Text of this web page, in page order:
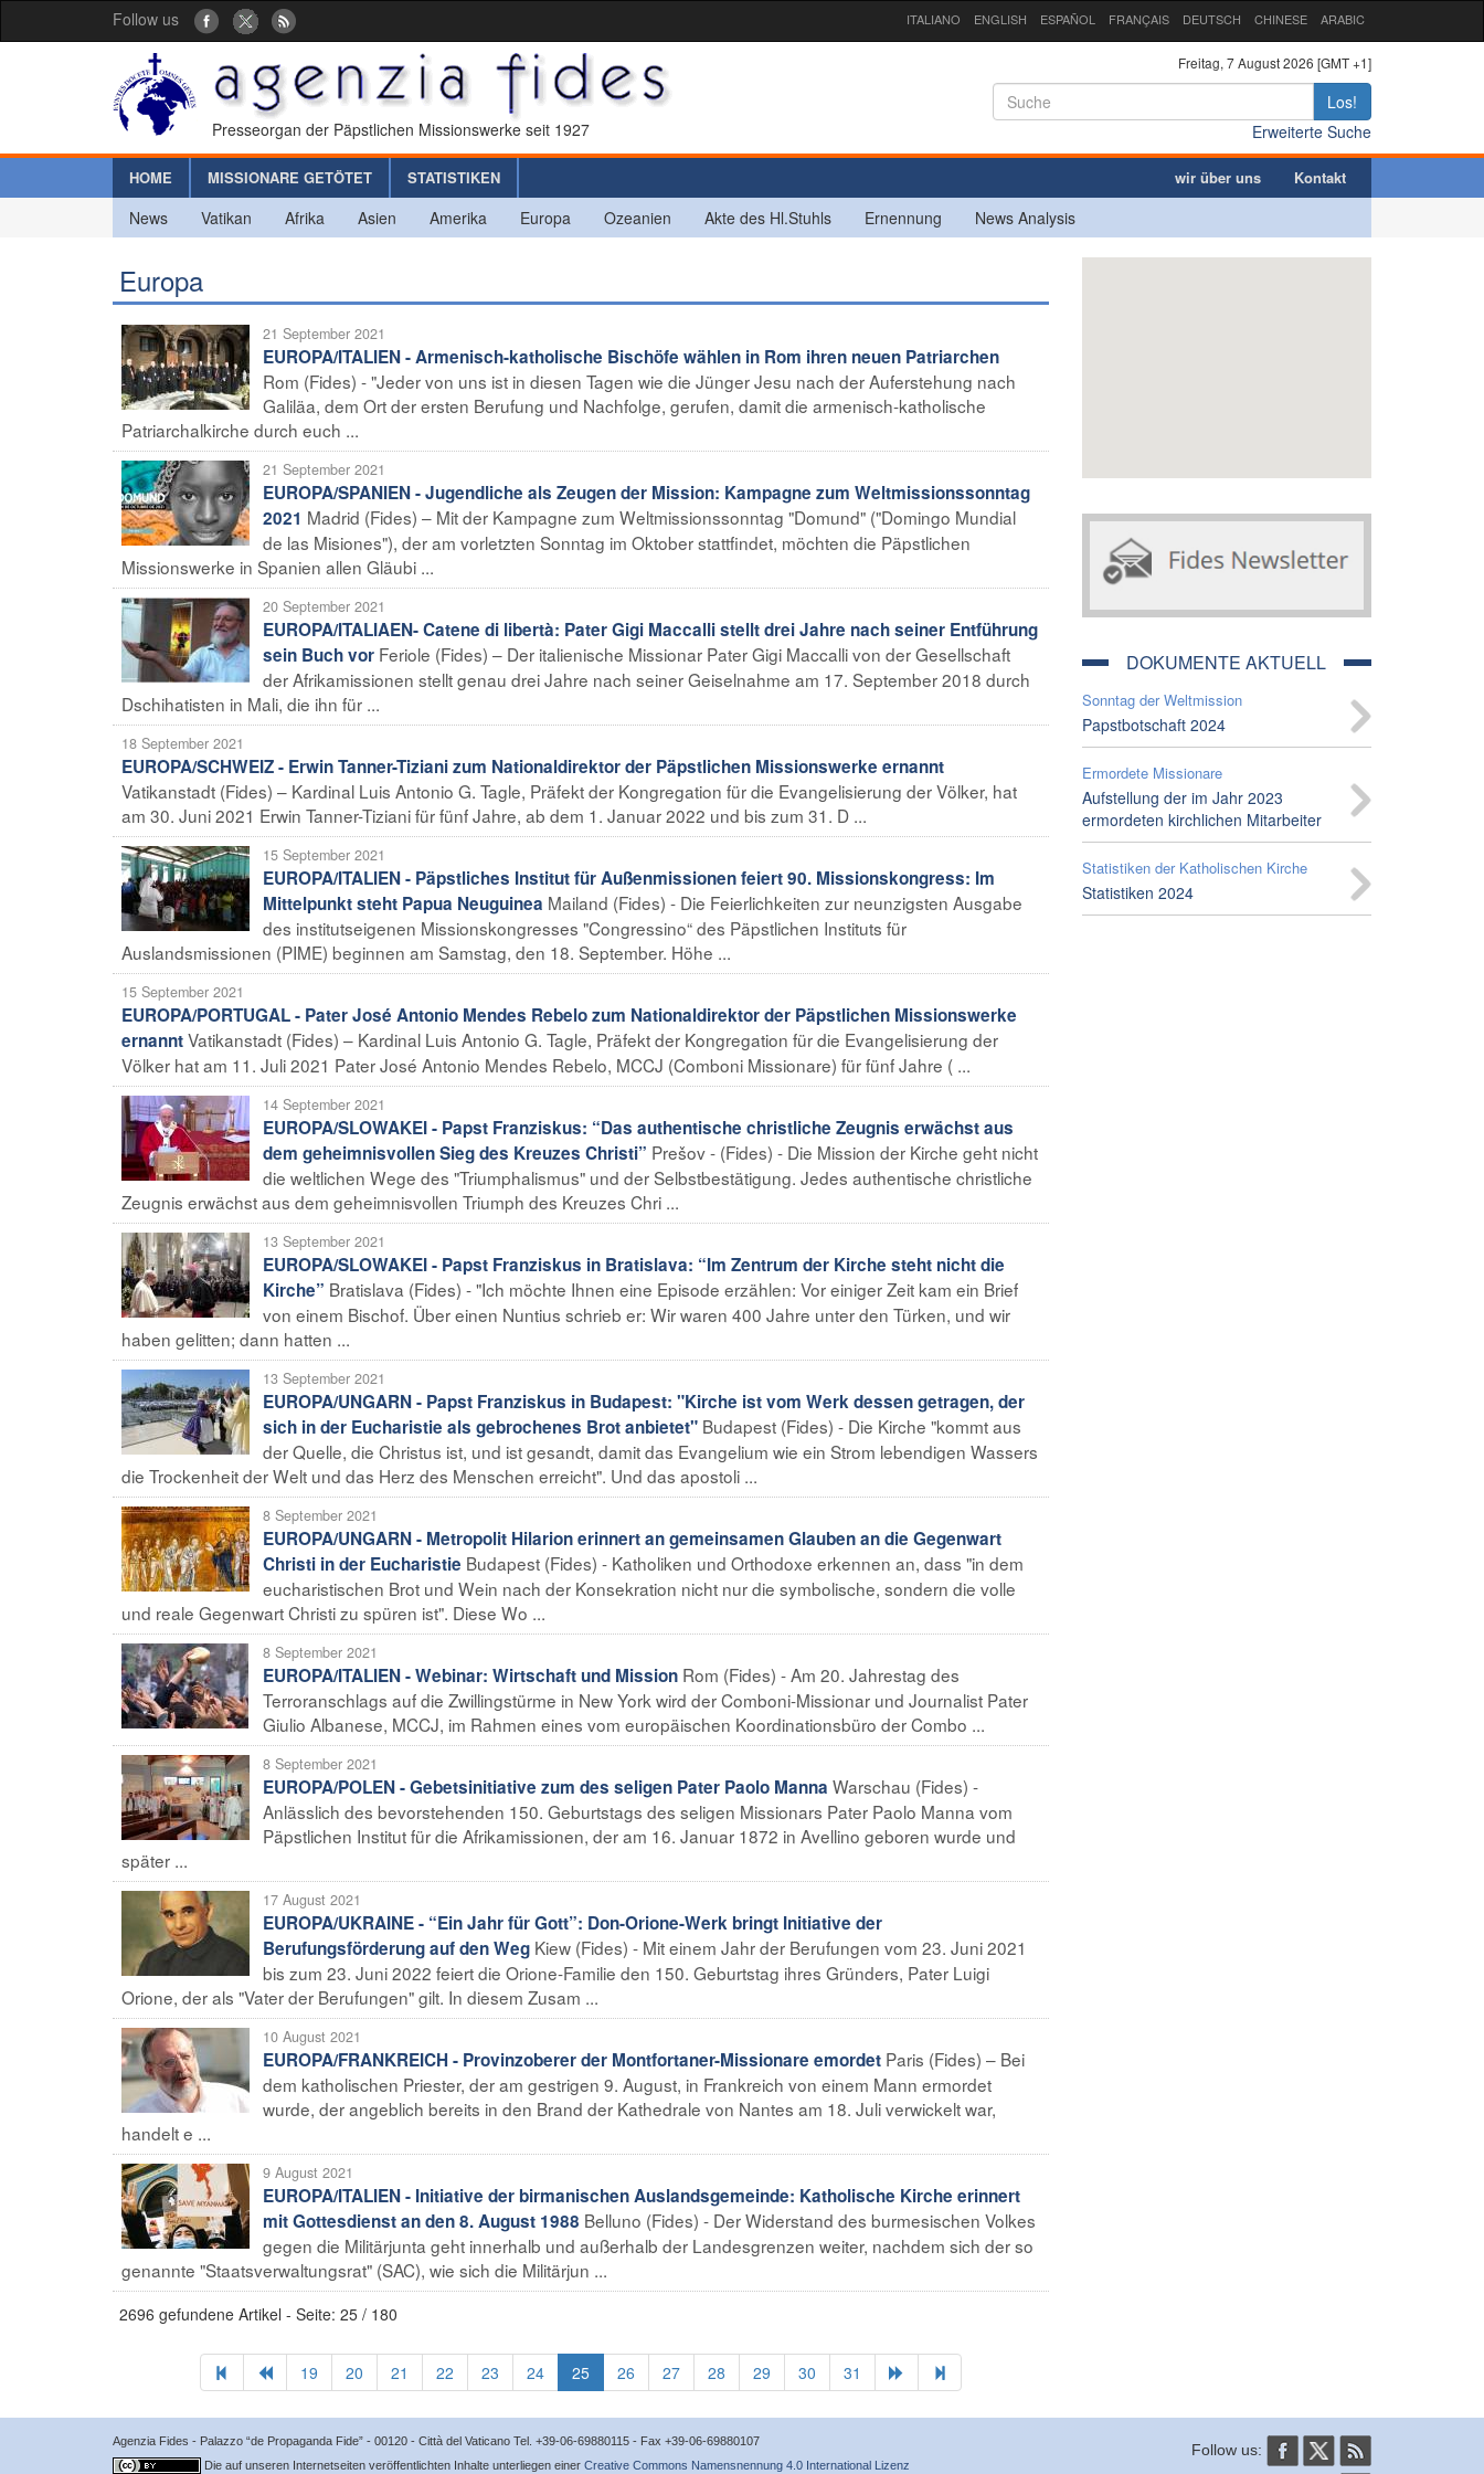
Follow us ITALIANO ENGLISH ESPAÑOL FRANÇAIS DEUTSCH CHINESE ARABIC
Presseorgan der Päpstlichen Missionswerke seit 1927
Freitag, 7 August 2026 [GMT +1]
Los!
Erweiterte Suche
HOME MISSIONARE GETÖTET STATISTIKEN wir über uns Kontakt
News Vatikan Afrika Asien Amerika Europa Ozeanien Akte des Hl.Stuhls Ernennung News Analysis
Europa
21 September 2021
EUROPA/ITALIEN - Armenisch-katholische Bischöfe wählen in Rom ihren neuen Patriarchen
Rom (Fides) - "Jeder von uns ist in diesen Tagen wie die Jünger Jesu nach der Auferstehung nach
Galiläa, dem Ort der ersten Berufung und Nachfolge, gerufen, damit die armenisch-katholische
Patriarchalkirche durch euch ...
21 September 2021
EUROPA/SPANIEN - Jugendliche als Zeugen der Mission: Kampagne zum Weltmissionssonntag
2021 Madrid (Fides) – Mit der Kampagne zum Weltmissionssonntag "Domund" ("Domingo Mundial
de las Misiones"), der am vorletzten Sonntag im Oktober stattfindet, möchten die Päpstlichen
Missionswerke in Spanien allen Gläubi ...
20 September 2021
EUROPA/ITALIAEN- Catene di libertà: Pater Gigi Maccalli stellt drei Jahre nach seiner Entführung
sein Buch vor Feriole (Fides) – Der italienische Missionar Pater Gigi Maccalli von der Gesellschaft
der Afrikamissionen stellt genau drei Jahre nach seiner Geiselnahme am 17. September 2018 durch
Dschihatisten in Mali, die ihn für ...
18 September 2021
EUROPA/SCHWEIZ - Erwin Tanner-Tiziani zum Nationaldirektor der Päpstlichen Missionswerke ernannt
Vatikanstadt (Fides) – Kardinal Luis Antonio G. Tagle, Präfekt der Kongregation für die Evangelisierung der Völker, hat
am 30. Juni 2021 Erwin Tanner-Tiziani für fünf Jahre, ab dem 1. Januar 2022 und bis zum 31. D ...
15 September 2021
EUROPA/ITALIEN - Päpstliches Institut für Außenmissionen feiert 90. Missionskongress: Im
Mittelpunkt steht Papua Neuguinea Mailand (Fides) - Die Feierlichkeiten zur neunzigsten Ausgabe
des institutseigenen Missionskongresses "Congressino“ des Päpstlichen Instituts für
Auslandsmissionen (PIME) beginnen am Samstag, den 18. September. Höhe ...
15 September 2021
EUROPA/PORTUGAL - Pater José Antonio Mendes Rebelo zum Nationaldirektor der Päpstlichen Missionswerke
ernanntVatikanstadt (Fides) – Kardinal Luis Antonio G. Tagle, Präfekt der Kongregation für die Evangelisierung der
Völker hat am 11. Juli 2021 Pater José Antonio Mendes Rebelo, MCCJ (Comboni Missionare) für fünf Jahre ( ...
14 September 2021
EUROPA/SLOWAKEI - Papst Franziskus: “Das authentische christliche Zeugnis erwächst aus
dem geheimnisvollen Sieg des Kreuzes Christi” Prešov - (Fides) - Die Mission der Kirche geht nicht
die weltlichen Wege des "Triumphalismus" und der Selbstbestätigung. Jedes authentische christliche
Zeugnis erwächst aus dem geheimnisvollen Triumph des Kreuzes Chri ...
13 September 2021
EUROPA/SLOWAKEI - Papst Franziskus in Bratislava: “Im Zentrum der Kirche steht nicht die
Kirche” Bratislava (Fides) - "Ich möchte Ihnen eine Episode erzählen: Vor einiger Zeit kam ein Brief
von einem Bischof. Über einen Nuntius schrieb er: Wir waren 400 Jahre unter den Türken, und wir
haben gelitten; dann hatten ...
13 September 2021
EUROPA/UNGARN - Papst Franziskus in Budapest: "Kirche ist vom Werk dessen getragen, der
sich in der Eucharistie als gebrochenes Brot anbietet" Budapest (Fides) - Die Kirche "kommt aus
der Quelle, die Christus ist, und ist gesandt, damit das Evangelium wie ein Strom lebendigen Wassers
die Trockenheit der Welt und das Herz des Menschen erreicht". Und das apostoli ...
8 September 2021
EUROPA/UNGARN - Metropolit Hilarion erinnert an gemeinsamen Glauben an die Gegenwart
Christi in der Eucharistie Budapest (Fides) - Katholiken und Orthodoxe erkennen an, dass "in dem
eucharistischen Brot und Wein nach der Konsekration nicht nur die symbolische, sondern die volle
und reale Gegenwart Christi zu spüren ist". Diese Wo ...
8 September 2021
EUROPA/ITALIEN - Webinar: Wirtschaft und Mission Rom (Fides) - Am 20. Jahrestag des
Terroranschlags auf die Zwillingstürme in New York wird der Comboni-Missionar und Journalist Pater
Giulio Albanese, MCCJ, im Rahmen eines vom europäischen Koordinationsbüro der Combo ...
8 September 2021
EUROPA/POLEN - Gebetsinitiative zum des seligen Pater Paolo Manna Warschau (Fides) -
Anlässlich des bevorstehenden 150. Geburtstags des seligen Missionars Pater Paolo Manna vom
Päpstlichen Institut für die Afrikamissionen, der am 16. Januar 1872 in Avellino geboren wurde und
später ...
17 August 2021
EUROPA/UKRAINE - “Ein Jahr für Gott”: Don-Orione-Werk bringt Initiative der
Berufungsförderung auf den Weg Kiew (Fides) - Mit einem Jahr der Berufungen vom 23. Juni 2021
bis zum 23. Juni 2022 feiert die Orione-Familie den 150. Geburtstag ihres Gründers, Pater Luigi
Orione, der als "Vater der Berufungen" gilt. In diesem Zusam ...
10 August 2021
EUROPA/FRANKREICH - Provinzoberer der Montfortaner-Missionare emordet Paris (Fides) – Bei
dem katholischen Priester, der am gestrigen 9. August, in Frankreich von einem Mann ermordet
wurde, der angeblich bereits in den Brand der Kathedrale von Nantes am 18. Juli verwickelt war,
handelt e ...
9 August 2021
EUROPA/ITALIEN - Initiative der birmanischen Auslandsgemeinde: Katholische Kirche erinnert
mit Gottesdienst an den 8. August 1988 Belluno (Fides) - Der Widerstand des burmesischen Volkes
gegen die Militärjunta geht innerhalb und außerhalb der Landesgrenzen weiter, nachdem sich der so
genannte "Staatsverwaltungsrat" (SAC), wie sich die Militärjun ...
2696 gefundene Artikel - Seite: 25 / 180
19 20 21 22 23 24 25 26 27 28 29 30 31
DOKUMENTE AKTUELL
Sonntag der Weltmission
Papstbotschaft 2024
Ermordete Missionare
Aufstellung der im Jahr 2023
ermordeten kirchlichen Mitarbeiter
Statistiken der Katholischen Kirche
Statistiken 2024
Agenzia Fides - Palazzo “de Propaganda Fide” - 00120 - Città del Vaticano Tel. +39-06-69880115 - Fax +39-06-69880107
Die auf unseren Internetseiten veröffentlichten Inhalte unterliegen einer Creative Commons Namensnennung 4.0 International Lizenz
Follow us: